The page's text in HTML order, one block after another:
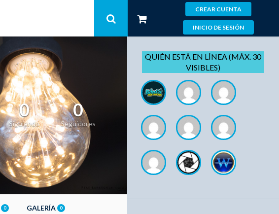
CREAR CUENTA
INICIO DE SESIÓN
0
Siguiendo
0
Seguidores
0 GALERÍA 0
QUIÉN ESTÁ EN LÍNEA (MÁX. 30
VISIBLES)